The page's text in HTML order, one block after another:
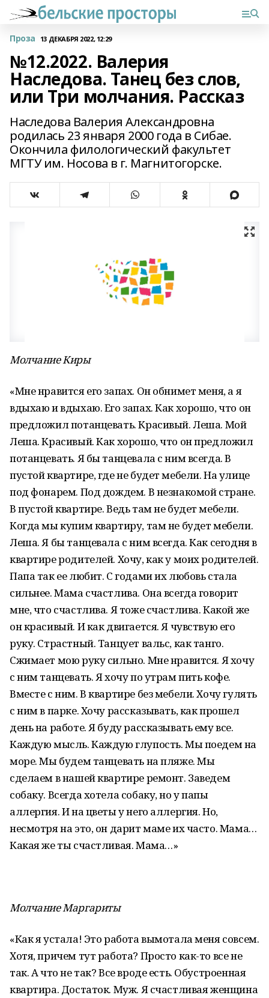
Проза 13 ДЕКАБРЯ 2022, 12:29
№12.2022. Валерия
Наследова. Танец без слов,
или Три молчания. Рассказ
Наследова Валерия Александровна
родилась 23 января 2000 года в Сибае.
Окончила филологический факультет
МГТУ им. Носова в г. Магнитогорске.
Молчание Киры
«Мне нравится его запах. Он обнимет меня, а я
вдыхаю и вдыхаю. Его запах. Как хорошо, что он
предложил потанцевать. Красивый. Леша. Мой
Леша. Красивый. Как хорошо, что он предложил
потанцевать. Я бы танцевала с ним всегда. В
пустой квартире, где не будет мебели. На улице
под фонарем. Под дождем. В незнакомой стране.
В пустой квартире. Ведь там не будет мебели.
Когда мы купим квартиру, там не будет мебели.
Леша. Я бы танцевала с ним всегда. Как сегодня в
квартире родителей. Хочу, как у моих родителей.
Папа так ее любит. С годами их любовь стала
сильнее. Мама счастлива. Она всегда говорит
мне, что счастлива. Я тоже счастлива. Какой же
он красивый. И как двигается. Я чувствую его
руку. Страстный. Танцует вальс, как танго.
Сжимает мою руку сильно. Мне нравится. Я хочу
с ним танцевать. Я хочу по утрам пить кофе.
Вместе с ним. В квартире без мебели. Хочу гулять
с ним в парке. Хочу рассказывать, как прошел
день на работе. Я буду рассказывать ему все.
Каждую мысль. Каждую глупость. Мы поедем на
море. Мы будем танцевать на пляже. Мы
сделаем в нашей квартире ремонт. Заведем
собаку. Всегда хотела собаку, но у папы
аллергия. И на цветы у него аллергия. Но,
несмотря на это, он дарит маме их часто. Мама…
Какая же ты счастливая. Мама…»
Молчание Маргариты
«Как я устала! Это работа вымотала меня совсем.
Хотя, причем тут работа? Просто как-то все не
так. А что не так? Все вроде есть. Обустроенная
квартира. Достаток. Муж. Я счастливая женщина